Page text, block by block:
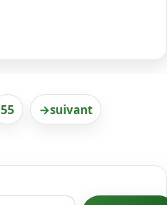
Page
55 →suivant